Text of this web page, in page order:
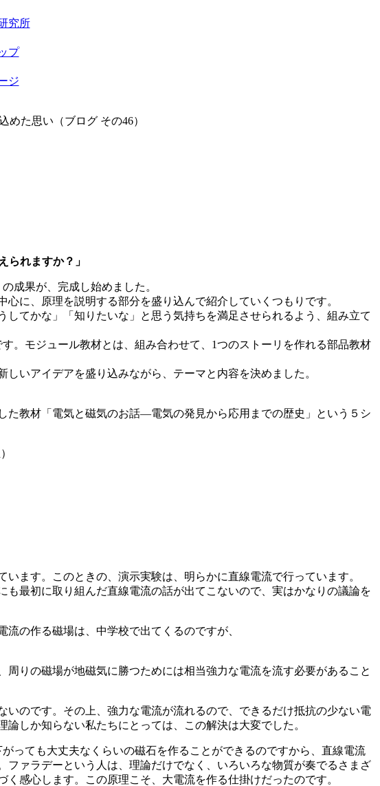
究所
プ
ジ
めた思い（ブログ その46）
られますか？」
成果が、完成し始めました。
に、原理を説明する部分を盛り込んで紹介していくつもりです。
てかな」「知りたいな」と思う気持ちを満足させられるよう、組み立て
。モジュール教材とは、組み合わせて、1つのストーリを作れる部品教材
いアイデアを盛り込みながら、テーマと内容を決めました。
た教材「電気と磁気のお話―電気の発見から応用までの歴史」という５シ
ます。このときの、演示実験は、明らかに直線電流で行っています。
最初に取り組んだ直線電流の話が出てこないので、実はかなりの議論を
の作る磁場は、中学校で出てくるのですが、
りの磁場が地磁気に勝つためには相当強力な電流を流す必要があること
のです。その上、強力な電流が流れるので、できるだけ抵抗の少ない電
しか知らない私たちにとっては、この解決は大変でした。
っても大丈夫なくらいの磁石を作ることができるのですから、直線電流
ァラデーという人は、理論だけでなく、いろいろな物質が奏でるさまざ
感心します。この原理こそ、大電流を作る仕掛けだったのです。